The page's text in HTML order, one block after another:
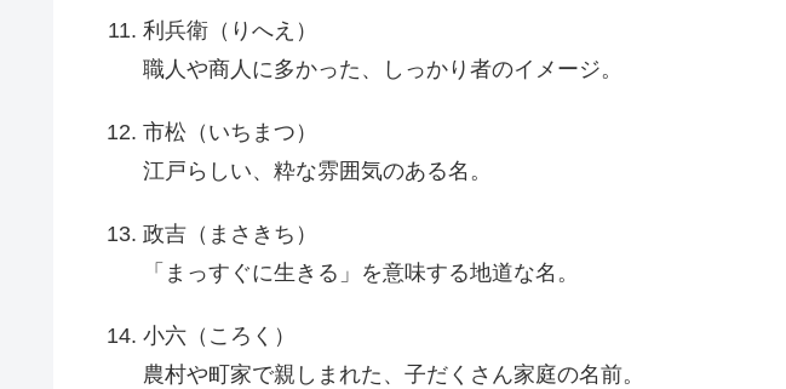
利兵衛（りへえ）
職人や商人に多かった、しっかり者のイメージ。
市松（いちまつ）
江戸らしい、粋な雰囲気のある名。
政吉（まさきち）
「まっすぐに生きる」を意味する地道な名。
小六（ころく）
農村や町家で親しまれた、子だくさん家庭の名前。